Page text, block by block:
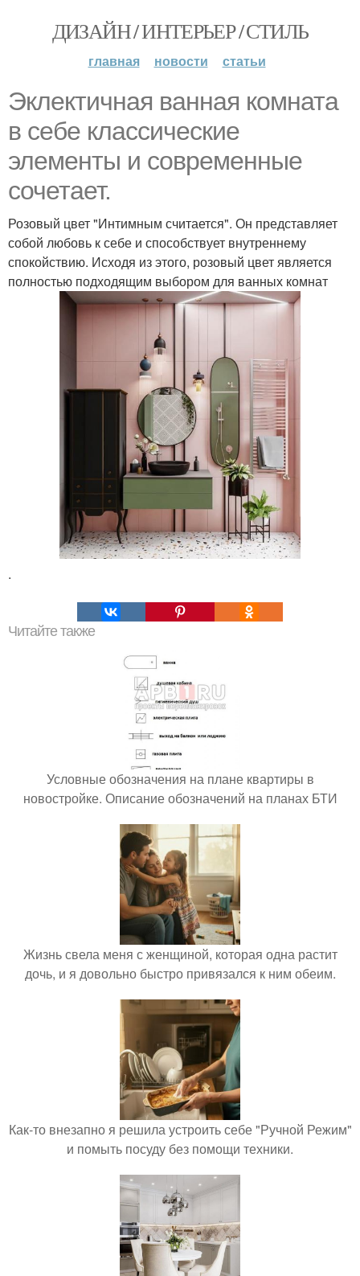
ДИЗАЙН / ИНТЕРЬЕР / СТИЛЬ
главная новости статьи
Эклектичная ванная комната
в себе классические
элементы и современные
сочетает.
Розовый цвет "Интимным считается". Он представляет
собой любовь к себе и способствует внутреннему
спокойствию. Исходя из этого, розовый цвет является
полностью подходящим выбором для ванных комнат
.
Читайте также
Условные обозначения на плане квартиры в
новостройке. Описание обозначений на планах БТИ
Жизнь свела меня с женщиной, которая одна растит
дочь, и я довольно быстро привязался к ним обеим.
Как-то внезапно я решила устроить себе "Ручной Режим"
и помыть посуду без помощи техники.